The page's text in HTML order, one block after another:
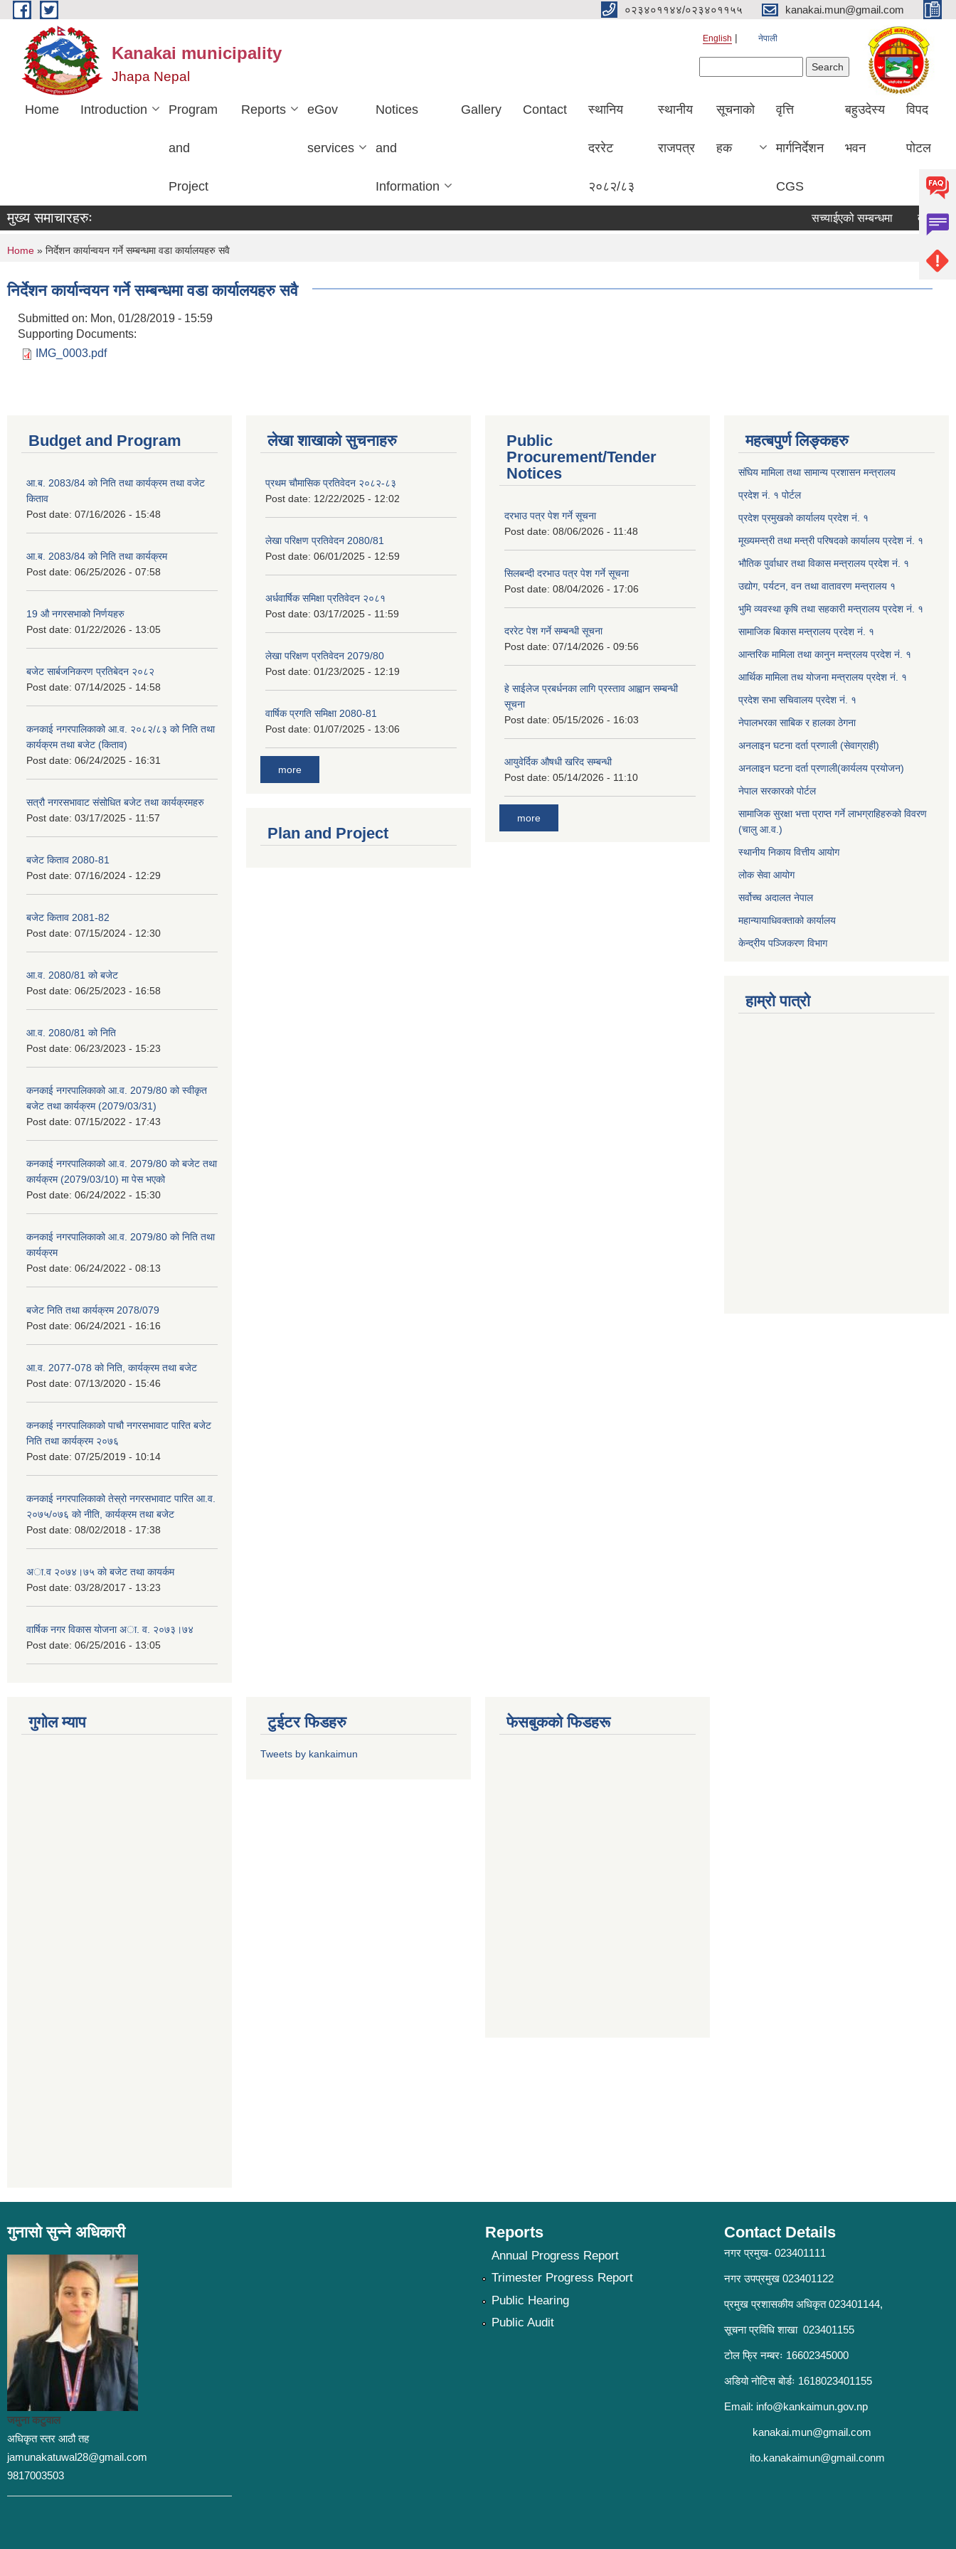
Skip to main content ०२३४०११४४/०२३४०११५५ kanakai.mun@gmail.com
Kanakai municipality
Jhapa Nepal
English नेपाली
Home Introduction Program
and
Project
Reports eGov
services
Notices
and
Information
Gallery Contact स्थानिय
दररेट
२०८२/८३
स्थानीय
राजपत्र
सूचनाको
हक
वृत्ति
मार्गनिर्देशन
CGS
बहुउदेस्य
भवन
विपद
पोटल
मुख्य समाचारहरुः सच्याईएको सम्बन्धमा दरभाउ पत्र
You are here
Home » निर्देशन कार्यान्वयन गर्ने सम्बन्धमा वडा कार्यालयहरु सवै
निर्देशन कार्यान्वयन गर्ने सम्बन्धमा वडा कार्यालयहरु सवै
Submitted on: Mon, 01/28/2019 - 15:59
Supporting Documents:
IMG_0003.pdf
Budget and Program
आ.ब. 2083/84 को निति तथा कार्यक्रम तथा वजेट
किताव
Post date: 07/16/2026 - 15:48
आ.ब. 2083/84 को निति तथा कार्यक्रम
Post date: 06/25/2026 - 07:58
19 औ नगरसभाको निर्णयहरु
Post date: 01/22/2026 - 13:05
बजेट सार्बजनिकरण प्रतिबेदन २०८२
Post date: 07/14/2025 - 14:58
कनकाई नगरपालिकाको आ.व. २०८२/८३ को निति तथा
कार्यक्रम तथा बजेट (किताव)
Post date: 06/24/2025 - 16:31
सत्रौ नगरसभावाट संसोधित बजेट तथा कार्यक्रमहरु
Post date: 03/17/2025 - 11:57
बजेट किताव 2080-81
Post date: 07/16/2024 - 12:29
बजेट किताव 2081-82
Post date: 07/15/2024 - 12:30
आ.व. 2080/81 को बजेट
Post date: 06/25/2023 - 16:58
आ.व. 2080/81 को निति
Post date: 06/23/2023 - 15:23
कनकाई नगरपालिकाको आ.व. 2079/80 को स्वीकृत
बजेट तथा कार्यक्रम (2079/03/31)
Post date: 07/15/2022 - 17:43
कनकाई नगरपालिकाको आ.व. 2079/80 को बजेट तथा
कार्यक्रम (2079/03/10) मा पेस भएको
Post date: 06/24/2022 - 15:30
कनकाई नगरपालिकाको आ.व. 2079/80 को निति तथा
कार्यक्रम
Post date: 06/24/2022 - 08:13
बजेट निति तथा कार्यक्रम 2078/079
Post date: 06/24/2021 - 16:16
आ.व. 2077-078 को निति, कार्यक्रम तथा बजेट
Post date: 07/13/2020 - 15:46
कनकाई नगरपालिकाको पाचौ नगरसभावाट पारित बजेट
निति तथा कार्यक्रम २०७६
Post date: 07/25/2019 - 10:14
कनकाई नगरपालिकाको तेस्रो नगरसभावाट पारित आ.व.
२०७५/०७६ को नीति, कार्यक्रम तथा बजेट
Post date: 08/02/2018 - 17:38
अा.व २०७४।७५ काे बजेट तथा कायर्कम
Post date: 03/28/2017 - 13:23
वार्षिक नगर विकास योजना अा. व. २०७३।७४
Post date: 06/25/2016 - 13:05
लेखा शाखाको सुचनाहरु
प्रथम चौमासिक प्रतिवेदन २०८२-८३
Post date: 12/22/2025 - 12:02
लेखा परिक्षण प्रतिवेदन 2080/81
Post date: 06/01/2025 - 12:59
अर्धवार्षिक समिक्षा प्रतिवेदन २०८१
Post date: 03/17/2025 - 11:59
लेखा परिक्षण प्रतिवेदन 2079/80
Post date: 01/23/2025 - 12:19
वार्षिक प्रगति समिक्षा 2080-81
Post date: 01/07/2025 - 13:06
more
Plan and Project
Public
Procurement/Tender
Notices
दरभाउ पत्र पेश गर्ने सूचना
Post date: 08/06/2026 - 11:48
सिलबन्दी दरभाउ पत्र पेश गर्ने सूचना
Post date: 08/04/2026 - 17:06
दररेट पेश गर्ने सम्बन्धी सूचना
Post date: 07/14/2026 - 09:56
हे साईलेज प्रबर्धनका लागि प्रस्ताव आह्वान सम्बन्धी
सूचना
Post date: 05/15/2026 - 16:03
आयुवेर्दिक औषधी खरिद सम्बन्धी
Post date: 05/14/2026 - 11:10
more
महत्बपुर्ण लिङ्कहरु
संघिय मामिला तथा सामान्य प्रशासन मन्त्रालय
प्रदेश नं. १ पोर्टल
प्रदेश प्रमुखको कार्यालय प्रदेश नं. १
मूख्यमन्त्री तथा मन्त्री परिषदको कार्यालय प्रदेश नं. १
भौतिक पुर्वाधार तथा विकास मन्त्रालय प्रदेश नं. १
उद्योग, पर्यटन, वन तथा वातावरण मन्त्रालय १
भुमि व्यवस्था कृषि तथा सहकारी मन्त्रालय प्रदेश नं. १
सामाजिक बिकास मन्त्रालय प्रदेश नं. १
आन्तरिक मामिला तथा कानुन मन्त्रलय प्रदेश नं. १
आर्थिक मामिला तथ योजना मन्त्रालय प्रदेश नं. १
प्रदेश सभा सचिवालय प्रदेश नं. १
नेपालभरका साबिक र हालका ठेगना
अनलाइन घटना दर्ता प्रणाली (सेवाग्राही)
अनलाइन घटना दर्ता प्रणाली(कार्यलय प्रयोजन)
नेपाल सरकारको पोर्टल
सामाजिक सुरक्षा भत्ता प्राप्त गर्ने लाभग्राहिहरुको विवरण
(चालु आ.व.)
स्थानीय निकाय वित्तीय आयोग
लोक सेवा आयोग
सर्वोच्च अदालत नेपाल
महान्यायाधिवक्ताको कार्यालय
केन्द्रीय पञ्जिकरण विभाग
हाम्रो पात्रो
गुगोल म्याप टुईटर फिडहरु
Tweets by kankaimun
फेसबुकको फिडहरू
गुनासो सुन्ने अधिकारी
जमुना कटुवाल
अधिकृत स्तर आठौ तह
jamunakatuwal28@gmail.com
9817003503
Reports
Annual Progress Report
Trimester Progress Report
Public Hearing
Public Audit
Contact Details
नगर प्रमुख- 023401111
नगर उपप्रमुख 023401122
प्रमुख प्रशासकीय अधिकृत 023401144,
सूचना प्रविधि शाखा 023401155
टोल फ्रि नम्बरः 16602345000
अडियो नोटिस बोर्डः 1618023401155
Email: info@kankaimun.gov.np
kanakai.mun@gmail.com
ito.kanakaimun@gmail.conm